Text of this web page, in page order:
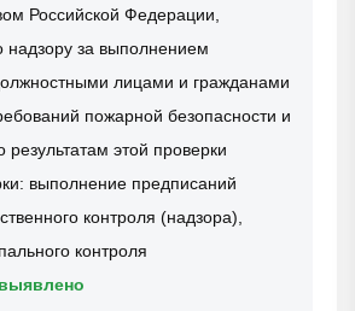
Российской Федерации,
надзору за выполнением
лицами и гражданами
пожарной безопасности и
этой проверки
выполнение предписаний
контроля (надзора),
контроля